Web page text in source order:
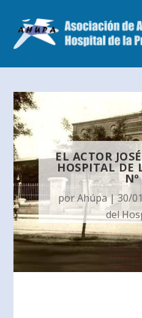
EL ACTOR
HOSPITAL DE
porAhúpa|30/
del